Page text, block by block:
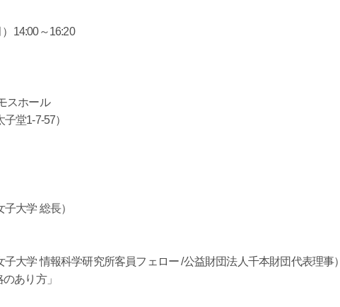
14:00～16:20
スホール
堂1-7-57）
大学 総長）
大学 情報科学研究所客員フェロー /公益財団法人千本財団代表理事）
あり方」